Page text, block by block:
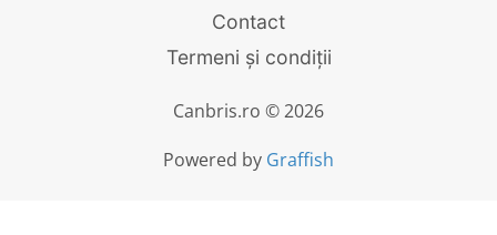
Contact
Termeni și condiții
Canbris.ro © 2026
Powered by Graffish